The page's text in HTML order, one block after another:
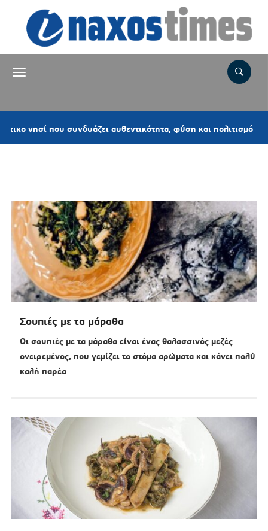
που συνδυάζει αυθεντικότητα, φύση και πολιτισμό 33
Σουπιές με τα μάραθα
Οι σουπιές με τα μάραθα είναι ένας θαλασσινός μεζές
ονειρεμένος, που γεμίζει το στόμα αρώματα και κάνει πολύ
καλή παρέα